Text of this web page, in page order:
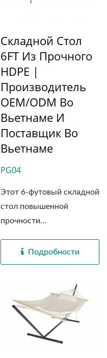
Складной Стол
6FT Из Прочного
HDPE |
Производитель
OEM/ODM Во
Вьетнаме И
Поставщик Во
Вьетнаме
PG04
Этот 6-футовый складной
стол повышенной
прочности...
Подробности